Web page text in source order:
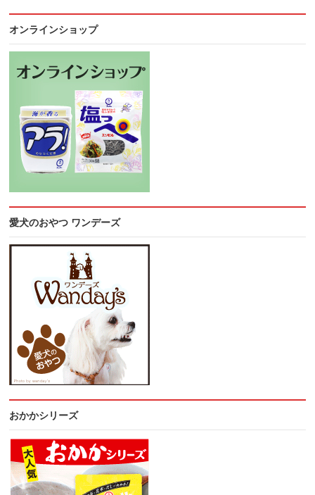
オンラインショップ
愛犬のおやつ ワンデーズ
おかかシリーズ